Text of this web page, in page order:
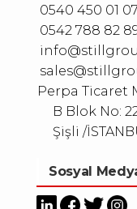
0540 450 01 07
0542 788 82
Perpa Ticaret
B Blok No:
Şişli /
Sosyal